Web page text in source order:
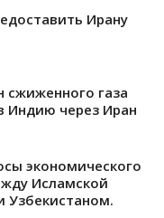
Ирану
сжиженного газа
Индию через Иран
экономического
Исламской
Узбекистаном.